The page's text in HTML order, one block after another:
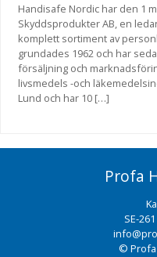
Handisafe Nordic har den 1
Skyddsprodukter AB, en
komplett sortiment av
grundades 1962 och har
försäljning och
livsmedels -och
Lund och har 10 […]
Profa
SE-
© Profa